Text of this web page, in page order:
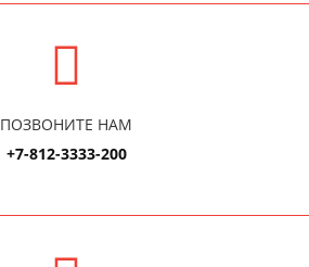
ПОЗВОНИТЕ НАМ
+7-812-3333-200